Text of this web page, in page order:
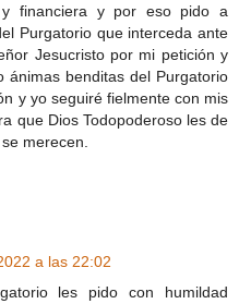
y financiera y por eso pido a
Purgatorio que interceda ante
Jesucristo por mi petición y
ánimas benditas del Purgatorio
y yo seguiré fielmente con mis
que Dios Todopoderoso les de
merecen.
a las 22:02
les pido con humildad